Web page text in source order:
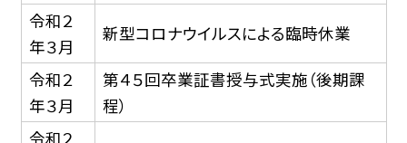
令和２
年３月
新型コロナウイルスによる臨時休業
令和２
年３月
第４５回卒業証書授与式実施（後期課
程）
令和２